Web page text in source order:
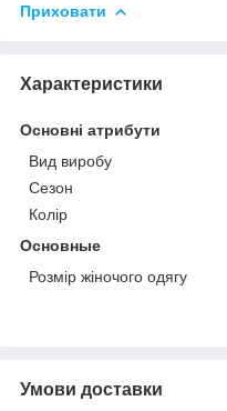
Приховати
Характеристики
Основні атрибути
Вид виробу
Сезон
Колір
Основные
Розмір жіночого одягу
Умови доставки